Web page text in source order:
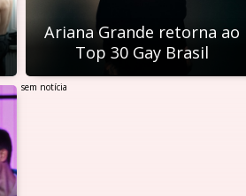
Ariana Grande retorna ao
Top 30 Gay Brasil
sem notícia